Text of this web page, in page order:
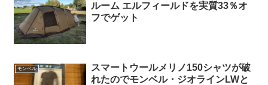
ルーム エルフィールドを実質33％オ
フでゲット
モンベル
スマートウールメリノ150シャツが破
れたのでモンベル・ジオラインLWと